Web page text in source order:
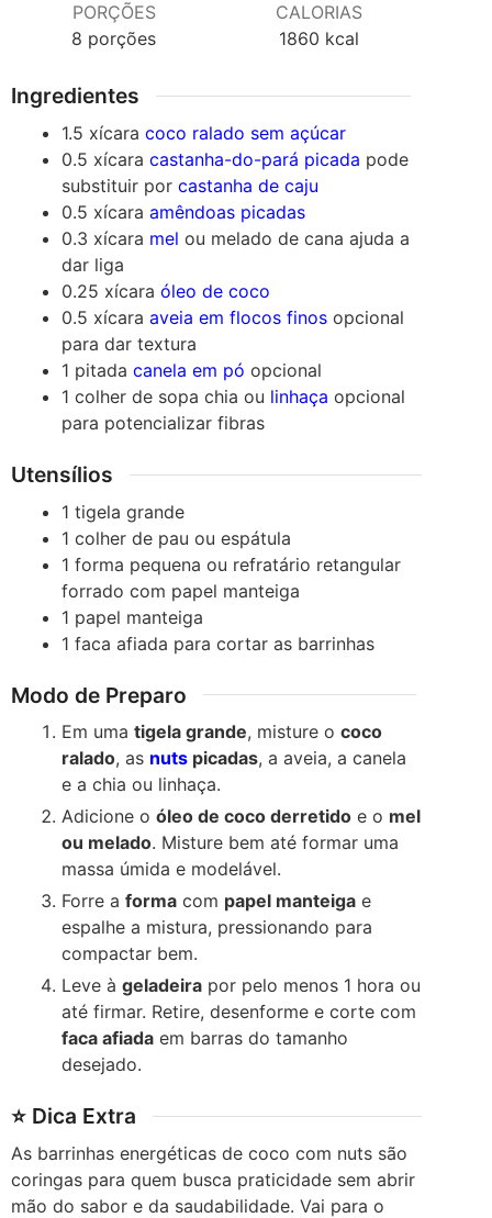
PORÇÕES
8 porções
CALORIAS
1860 kcal
Ingredientes
1.5 xícara coco ralado sem açúcar
0.5 xícara castanha-do-pará picada pode
substituir porcastanha de caju
0.5 xícara amêndoas picadas
0.3 xícara mel ou melado de cana ajuda a
dar liga
0.25 xícara óleo de coco
0.5 xícara aveia em flocos finos opcional
para dar textura
1 pitada canela em pó opcional
1 colher de sopa chia ou linhaça opcional
para potencializar fibras
Utensílios
1 tigela grande
1 colher de pau ou espátula
1 forma pequena ou refratário retangular
forrado com papel manteiga
1 papel manteiga
1 faca afiada para cortar as barrinhas
Modo de Preparo
Em umatigela grande, misture ococo
ralado, as nuts picadas, a aveia, a canela
e a chia ou linhaça.
Adicione oóleo de coco derretido e o mel
ou melado. Misture bem até formar uma
massa úmida e modelável.
Forre aforma com papel manteiga e
espalhe a mistura, pressionando para
compactar bem.
Leve àgeladeira por pelo menos 1 hora ou
até firmar. Retire, desenforme e corte com
faca afiada em barras do tamanho
desejado.
⭐ Dica Extra
As barrinhas energéticas de coco com nuts são
coringas para quem busca praticidade sem abrir
mão do sabor e da saudabilidade. Vai para o